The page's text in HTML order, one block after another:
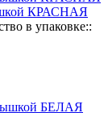
КРАСНАЯ
в упаковке::